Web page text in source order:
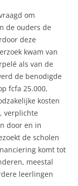
om
de ouders de
deze
kwam van
als van de
de benodigde
fcfa 25.000,
kosten
verplichte
door en in
de scholen
komt tot
meestal
leerlingen